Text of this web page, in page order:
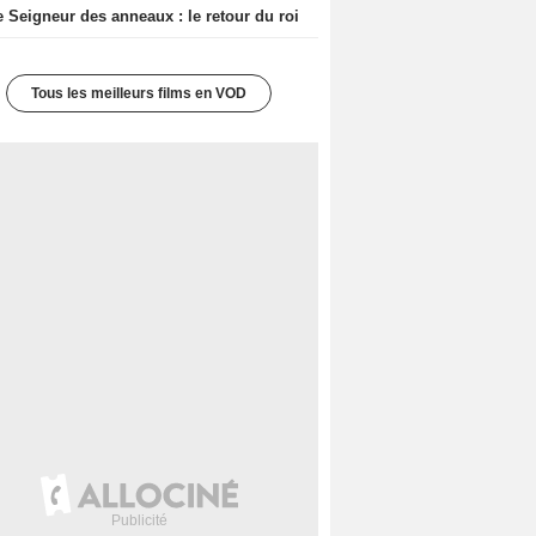
Seigneur des anneaux : le retour du roi
Tous les meilleurs films en VOD